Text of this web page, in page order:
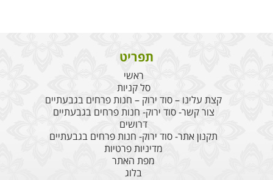
תפריט
ראשי
סל קניות
קצת עלינו – סוד ירוק – חנות פרחים בגבעתיים
צור קשר- סוד ירוק- חנות פרחים בגבעתיים
דרושים
תקנון אתר- סוד ירוק- חנות פרחים בגבעתיים
מדיניות פרטיות
מפת האתר
בלוג